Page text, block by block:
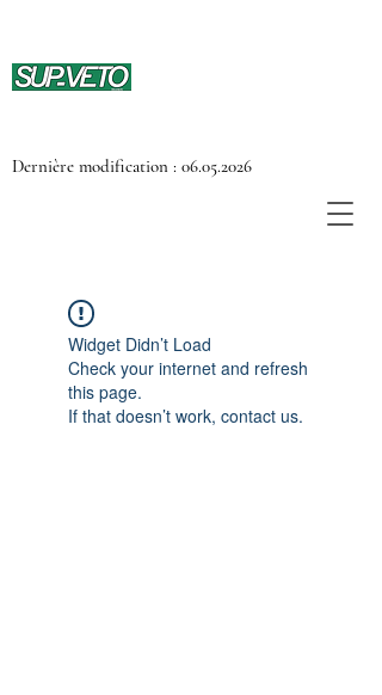
Dernière modification : 06.05.2026
Widget Didn’t Load
Check your internet and refresh
this page.
If that doesn’t work, contact us.